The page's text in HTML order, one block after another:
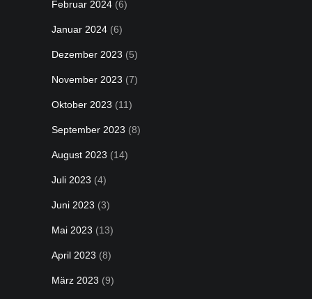
Februar 2024 (6)
Januar 2024 (6)
Dezember 2023 (5)
November 2023 (7)
Oktober 2023 (11)
September 2023 (8)
August 2023 (14)
Juli 2023 (4)
Juni 2023 (3)
Mai 2023 (13)
April 2023 (8)
März 2023 (9)